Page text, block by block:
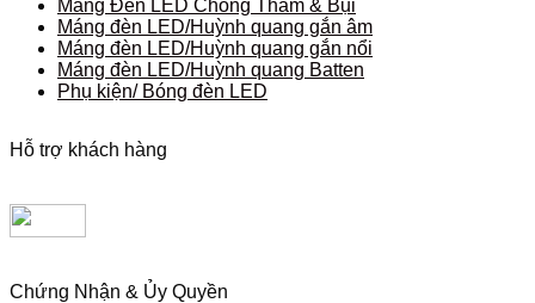
Máng Đèn LED Chống Thấm & Bụi
Máng đèn LED/Huỳnh quang gắn âm
Máng đèn LED/Huỳnh quang gắn nổi
Máng đèn LED/Huỳnh quang Batten
Phụ kiện/ Bóng đèn LED
Hỗ trợ khách hàng
Chứng Nhận & Ủy Quyền